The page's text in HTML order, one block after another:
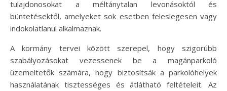
tulajdonosokat a méltánytalan levonásoktól és
büntetésektől, amelyeket sok esetben feleslegesen vagy
indokolatlanul alkalmaznak.
A kormány tervei között szerepel, hogy szigorúbb
szabályozásokat vezessenek be a magánparkoló
üzemeltetők számára, hogy biztosítsák a parkolóhelyek
használatának tisztességes és átlátható feltételeit. Az